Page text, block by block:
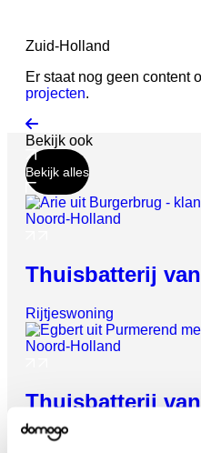
Zuid-Holland
Er staat nog geen content
projecten.
Bekijk ook
Bekijk alles
Noord-Holland
Thuisbatterij
Rijtjeswoning
Noord-Holland
Thuisbatterij
Purmerend
Vrijheid geeft energie
Check wat een
opleveren
energiekosten en krijg